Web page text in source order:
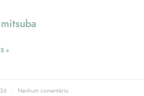
»
Nenhum comentário